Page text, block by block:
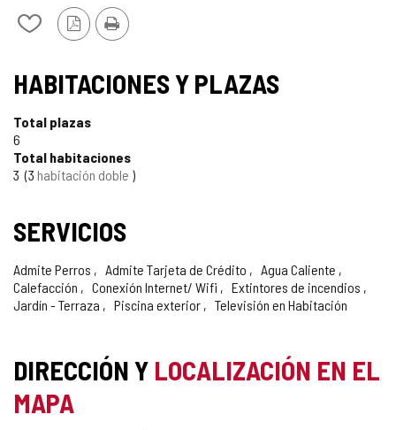
Añadir/quitar
cuadernos
Versión
PDF
Imprimir
HABITACIONES Y PLAZAS
Total plazas
6
Total habitaciones
3 3 habitación doble
SERVICIOS
Admite Perros Admite Tarjeta de Crédito
Agua Caliente
Calefacción
Conexión Internet/ Wifi
Extintores de incendios
Jardín - Terraza
Piscina exterior Televisión en Habitación
DIRECCIÓN Y LOCALIZACIÓN EN EL
MAPA